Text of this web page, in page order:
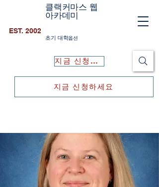
클랙커마스 웹
아카데미
초기 대학옵션
EST. 2002
지금 신청하세요
지금 신청하세요